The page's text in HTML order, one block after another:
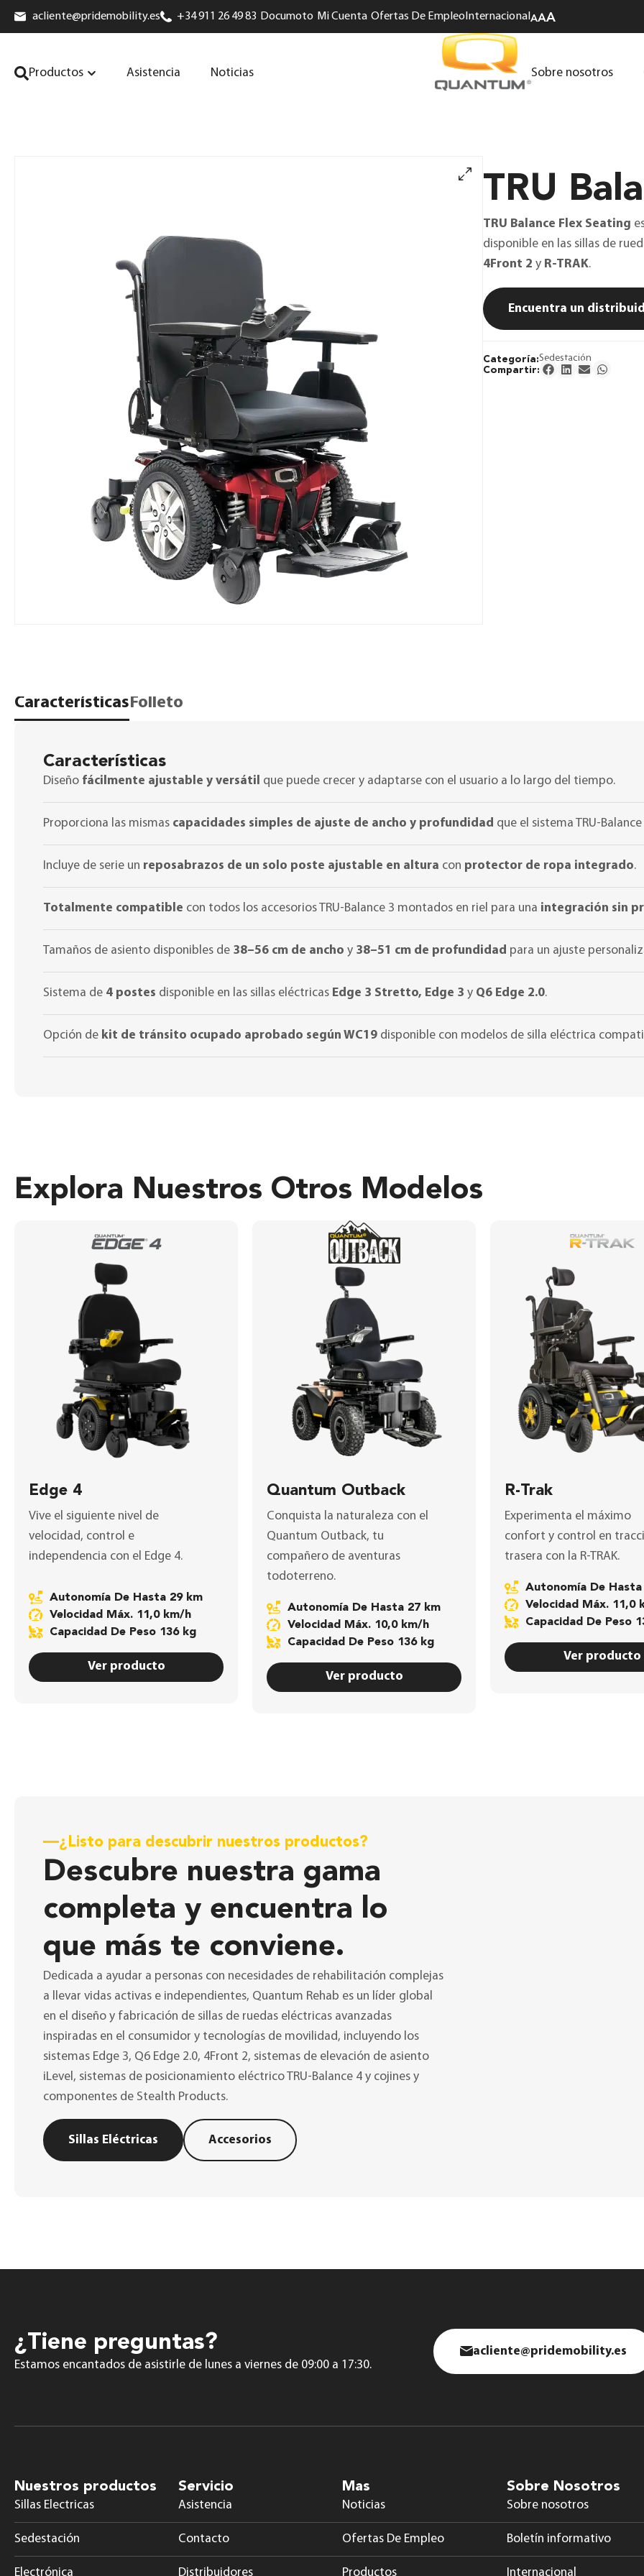
acliente@pridemobility.es +34 911 26 49 83 Documoto Mi Cuenta Ofertas De Empleo Internacional
Productos Asistencia Noticias Sobre nosotros
TRU
TRU Balance Flex Seating
disponible en las sillas de
4Front 2 y R-TRAK.
Encuentra un
Categoría:Sedestación
Compartir:
CaracterísticasFolleto
Características
Diseño fácilmente ajustable y versátil que puede crecer y adaptarse con el usuario a lo largo del tiempo.
Proporciona las mismas capacidades simples de ajuste de ancho y profundidad que el sistema TRU-Balance
Incluye de serie un reposabrazos de un solo poste ajustable en altura con protector de ropa integrado.
Totalmente compatible con todos los accesorios TRU-Balance 3 montados en riel para una integración sin
Tamaños de asiento disponibles de 38–56 cm de ancho y 38–51 cm de profundidad para un ajuste
Sistema de 4 postes disponible en las sillas eléctricas Edge 3 Stretto, Edge 3 y Q6 Edge 2.0.
Opción de kit de tránsito ocupado aprobado según WC19 disponible con modelos de silla eléctrica
Explora Nuestros Otros Modelos
Edge 4
Vive el siguiente nivel de
velocidad, control e
independencia con el Edge 4.
Autonomía De Hasta 29 km
Velocidad Máx. 11,0 km/h
Capacidad De Peso 136 kg
Ver producto
Quantum Outback
Conquista la naturaleza con el
Quantum Outback, tu
compañero de aventuras
todoterreno.
Autonomía De Hasta 27 km
Velocidad Máx. 10,0 km/h
Capacidad De Peso 136 kg
Ver producto
R-Trak
Experimenta el máximo
confort y control en
trasera con la R-TRAK.
Autonomía De
Velocidad Máx. 11,0
Capacidad De Peso
Ver producto
¿Listo para descubrir nuestros productos?
Descubre nuestra gama
completa y encuentra lo
que más te conviene.
Dedicada a ayudar a personas con necesidades de rehabilitación complejas
a llevar vidas activas e independientes, Quantum Rehab es un líder global
en el diseño y fabricación de sillas de ruedas eléctricas avanzadas
inspiradas en el consumidor y tecnologías de movilidad, incluyendo los
sistemas Edge 3, Q6 Edge 2.0, 4Front 2, sistemas de elevación de asiento
iLevel, sistemas de posicionamiento eléctrico TRU-Balance 4 y cojines y
componentes de Stealth Products.
Sillas Eléctricas Accesorios
¿Tiene preguntas?
Estamos encantados de asistirle de lunes a viernes de 09:00 a 17:30.
acliente@pridemobility.es
Nuestros productos
Sillas Electricas
Sedestación
Electrónica
Servicio
Asistencia
Contacto
Distribuidores
Mas
Noticias
Ofertas De Empleo
Productos
Sobre Nosotros
Sobre nosotros
Boletín informativo
Internacional